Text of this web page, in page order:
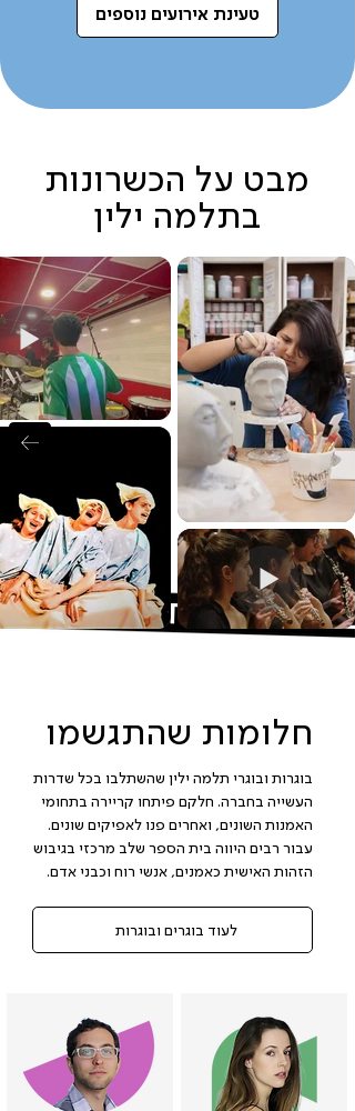
טעינת אירועים נוספים
מבט על הכשרונות
בתלמה ילין
חלומות שהתגשמו
בוגרות ובוגרי תלמה ילין שהשתלבו בכל שדרות
העשייה בחברה. חלקם פיתחו קריירה בתחומי
האמנות השונים, ואחרים פנו לאפיקים שונים.
עבור רבים היווה בית הספר שלב מרכזי בגיבוש
הזהות האישית כאמנים, אנשי רוח וכבני אדם.
לעוד בוגרים ובוגרות